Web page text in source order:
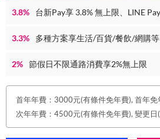
3.8% 台新Pay享 3.8% 無上限、LINE
3.3% 多種方案享生活/百貨/餐飲/網購
2% 節假日不限通路消費享2%無上限
首年年費：3000元(有條件免年費), 首年免